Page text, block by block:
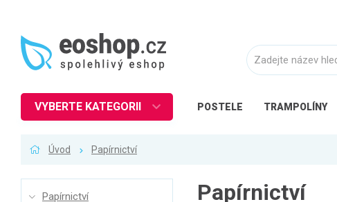
POSTELE TRAMPOLÍNY
VYBERTE KATEGORII
Úvod Papírnictví
Papírnictví Papírnictví